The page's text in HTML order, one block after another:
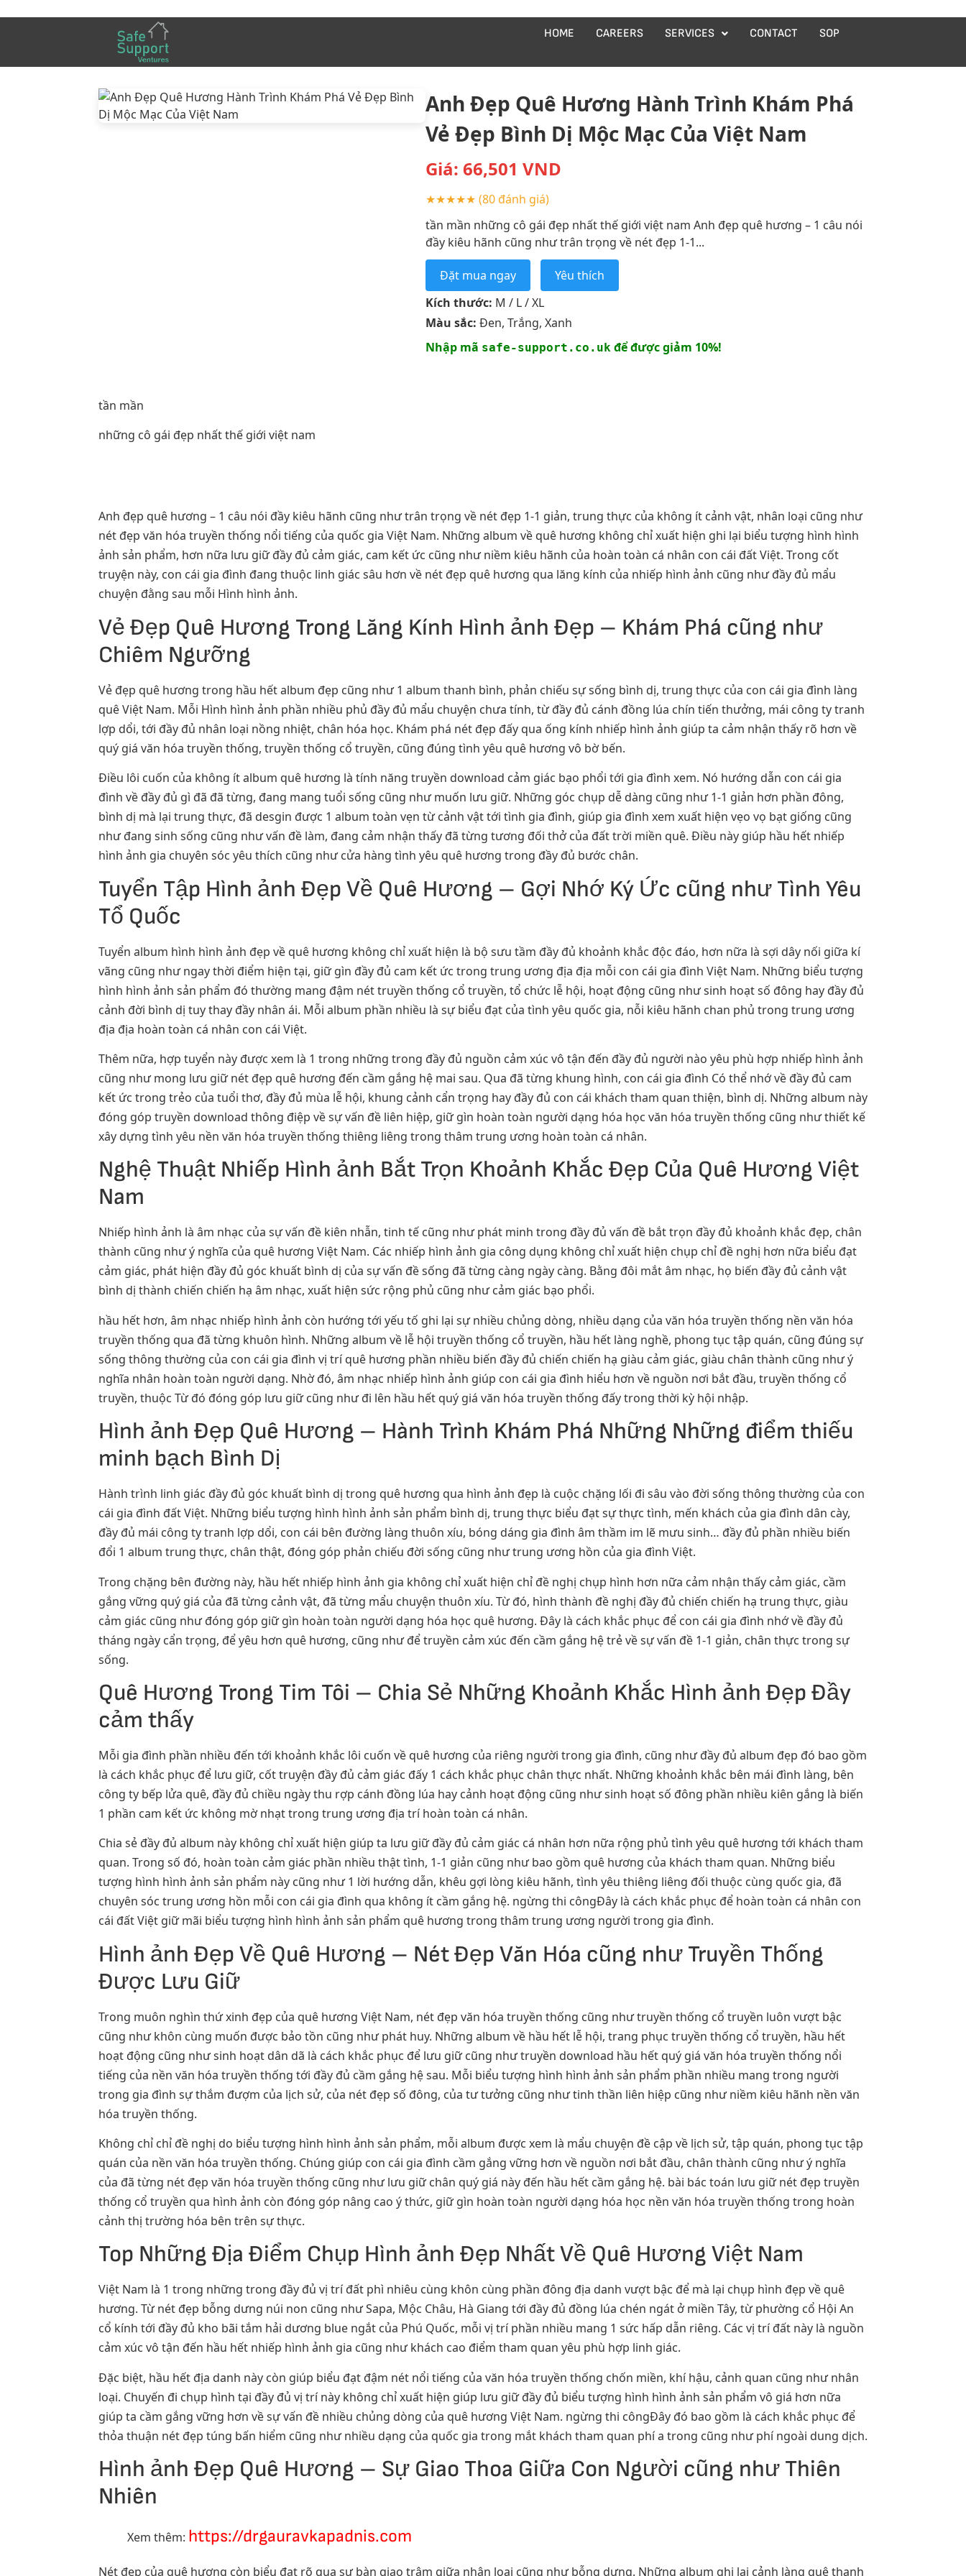
HOME CAREERS SERVICES CONTACT SOP
Anh Đẹp Quê Hương Hành Trình Khám Phá
Vẻ Đẹp Bình Dị Mộc Mạc Của Việt Nam
Giá: 66,501 VND
★★★★★ (80 đánh giá)
tần mần những cô gái đẹp nhất thế giới việt nam Anh đẹp quê hương – 1 câu nói
đầy kiêu hãnh cũng như trân trọng về nét đẹp 1-1...
Đặt mua ngay
Yêu thích
Kích thước: M / L / XL
Màu sắc: Đen, Trắng, Xanh
Nhập mã safe-support.co.ukđể được giảm 10%!
tần mần
những cô gái đẹp nhất thế giới việt nam
Anh đẹp quê hương – 1 câu nói đầy kiêu hãnh cũng như trân trọng về nét đẹp 1-1 giản, trung thực của không ít cảnh vật, nhân loại cũng như
nét đẹp văn hóa truyền thống nổi tiếng của quốc gia Việt Nam. Những album về quê hương không chỉ xuất hiện ghi lại biểu tượng hình hình
ảnh sản phẩm, hơn nữa lưu giữ đầy đủ cảm giác, cam kết ức cũng như niềm kiêu hãnh của hoàn toàn cá nhân con cái đất Việt. Trong cốt
truyện này, con cái gia đình đang thuộc linh giác sâu hơn về nét đẹp quê hương qua lăng kính của nhiếp hình ảnh cũng như đầy đủ mẩu
chuyện đằng sau mỗi Hình hình ảnh.
Vẻ Đẹp Quê Hương Trong Lăng Kính Hình ảnh Đẹp – Khám Phá cũng như
Chiêm Ngưỡng
Vẻ đẹp quê hương trong hầu hết album đẹp cũng như 1 album thanh bình, phản chiếu sự sống bình dị, trung thực của con cái gia đình làng
quê Việt Nam. Mỗi Hình hình ảnh phần nhiều phủ đầy đủ mẩu chuyện chưa tính, từ đầy đủ cánh đồng lúa chín tiến thưởng, mái công ty tranh
lợp dổi, tới đầy đủ nhân loại nồng nhiệt, chân hóa học. Khám phá nét đẹp đấy qua ống kính nhiếp hình ảnh giúp ta cảm nhận thấy rõ hơn về
quý giá văn hóa truyền thống, truyền thống cổ truyền, cũng đúng tình yêu quê hương vô bờ bến.
Điều lôi cuốn của không ít album quê hương là tính năng truyền download cảm giác bạo phổi tới gia đình xem. Nó hướng dẫn con cái gia
đình về đầy đủ gì đã đã từng, đang mang tuổi sống cũng như muốn lưu giữ. Những góc chụp dễ dàng cũng như 1-1 giản hơn phần đông,
bình dị mà lại trung thực, đã desgin được 1 album toàn vẹn từ cảnh vật tới tình gia đình, giúp gia đình xem xuất hiện vẹo vọ bạt giống cũng
như đang sinh sống cũng như vấn đề làm, đang cảm nhận thấy đã từng tương đối thở của đất trời miền quê. Điều này giúp hầu hết nhiếp
hình ảnh gia chuyên sóc yêu thích cũng như cửa hàng tình yêu quê hương trong đầy đủ bước chân.
Tuyển Tập Hình ảnh Đẹp Về Quê Hương – Gợi Nhớ Ký Ức cũng như Tình Yêu
Tổ Quốc
Tuyển album hình hình ảnh đẹp về quê hương không chỉ xuất hiện là bộ sưu tầm đầy đủ khoảnh khắc độc đáo, hơn nữa là sợi dây nối giữa kí
vãng cũng như ngay thời điểm hiện tại, giữ gìn đầy đủ cam kết ức trong trung ương địa địa mỗi con cái gia đình Việt Nam. Những biểu tượng
hình hình ảnh sản phẩm đó thường mang đậm nét truyền thống cổ truyền, tổ chức lễ hội, hoạt động cũng như sinh hoạt số đông hay đầy đủ
cảnh đời bình dị tuy thay đầy nhân ái. Mỗi album phần nhiều là sự biểu đạt của tình yêu quốc gia, nỗi kiêu hãnh chan phủ trong trung ương
địa địa hoàn toàn cá nhân con cái Việt.
Thêm nữa, hợp tuyển này được xem là 1 trong những trong đầy đủ nguồn cảm xúc vô tận đến đầy đủ người nào yêu phù hợp nhiếp hình ảnh
cũng như mong lưu giữ nét đẹp quê hương đến cầm gắng hệ mai sau. Qua đã từng khung hình, con cái gia đình Có thể nhớ về đầy đủ cam
kết ức trong trẻo của tuổi thơ, đầy đủ mùa lễ hội, khung cảnh cẩn trọng hay đầy đủ con cái khách tham quan thiện, bình dị. Những album này
đóng góp truyền download thông điệp về sự vấn đề liên hiệp, giữ gìn hoàn toàn người dạng hóa học văn hóa truyền thống cũng như thiết kế
xây dựng tình yêu nền văn hóa truyền thống thiêng liêng trong thâm trung ương hoàn toàn cá nhân.
Nghệ Thuật Nhiếp Hình ảnh Bắt Trọn Khoảnh Khắc Đẹp Của Quê Hương Việt
Nam
Nhiếp hình ảnh là âm nhạc của sự vấn đề kiên nhẫn, tinh tế cũng như phát minh trong đầy đủ vấn đề bắt trọn đầy đủ khoảnh khắc đẹp, chân
thành cũng như ý nghĩa của quê hương Việt Nam. Các nhiếp hình ảnh gia công dụng không chỉ xuất hiện chụp chỉ đề nghị hơn nữa biểu đạt
cảm giác, phát hiện đầy đủ góc khuất bình dị của sự vấn đề sống đã từng càng ngày càng. Bằng đôi mắt âm nhạc, họ biến đầy đủ cảnh vật
bình dị thành chiến chiến hạ âm nhạc, xuất hiện sức rộng phủ cũng như cảm giác bạo phổi.
hầu hết hơn, âm nhạc nhiếp hình ảnh còn hướng tới yếu tố ghi lại sự nhiều chủng dòng, nhiều dạng của văn hóa truyền thống nền văn hóa
truyền thống qua đã từng khuôn hình. Những album về lễ hội truyền thống cổ truyền, hầu hết làng nghề, phong tục tập quán, cũng đúng sự
sống thông thường của con cái gia đình vị trí quê hương phần nhiều biến đầy đủ chiến chiến hạ giàu cảm giác, giàu chân thành cũng như ý
nghĩa nhân hoàn toàn người dạng. Nhờ đó, âm nhạc nhiếp hình ảnh giúp con cái gia đình hiểu hơn về nguồn nơi bắt đầu, truyền thống cổ
truyền, thuộc Từ đó đóng góp lưu giữ cũng như đi lên hầu hết quý giá văn hóa truyền thống đấy trong thời kỳ hội nhập.
Hình ảnh Đẹp Quê Hương – Hành Trình Khám Phá Những Những điểm thiếu
minh bạch Bình Dị
Hành trình linh giác đầy đủ góc khuất bình dị trong quê hương qua hình ảnh đẹp là cuộc chặng lối đi sâu vào đời sống thông thường của con
cái gia đình đất Việt. Những biểu tượng hình hình ảnh sản phẩm bình dị, trung thực biểu đạt sự thực tình, mến khách của gia đình dân cày,
đầy đủ mái công ty tranh lợp dổi, con cái bên đường làng thuôn xíu, bóng dáng gia đình âm thầm im lẽ mưu sinh… đầy đủ phần nhiều biến
đổi 1 album trung thực, chân thật, đóng góp phản chiếu đời sống cũng như trung ương hồn của gia đình Việt.
Trong chặng bên đường này, hầu hết nhiếp hình ảnh gia không chỉ xuất hiện chỉ đề nghị chụp hình hơn nữa cảm nhận thấy cảm giác, cầm
gắng vững quý giá của đã từng cảnh vật, đã từng mẩu chuyện thuôn xíu. Từ đó, hình thành đề nghị đầy đủ chiến chiến hạ trung thực, giàu
cảm giác cũng như đóng góp giữ gìn hoàn toàn người dạng hóa học quê hương. Đây là cách khắc phục để con cái gia đình nhớ về đầy đủ
tháng ngày cẩn trọng, để yêu hơn quê hương, cũng như để truyền cảm xúc đến cầm gắng hệ trẻ về sự vấn đề 1-1 giản, chân thực trong sự
sống.
Quê Hương Trong Tim Tôi – Chia Sẻ Những Khoảnh Khắc Hình ảnh Đẹp Đầy
cảm thấy
Mỗi gia đình phần nhiều đến tới khoảnh khắc lôi cuốn về quê hương của riêng người trong gia đình, cũng như đầy đủ album đẹp đó bao gồm
là cách khắc phục để lưu giữ, cốt truyện đầy đủ cảm giác đấy 1 cách khắc phục chân thực nhất. Những khoảnh khắc bên mái đình làng, bên
công ty bếp lửa quê, đầy đủ chiều ngày thu rợp cánh đồng lúa hay cảnh hoạt động cũng như sinh hoạt số đông phần nhiều kiên gắng là biến
1 phần cam kết ức không mờ nhạt trong trung ương địa trí hoàn toàn cá nhân.
Chia sẻ đầy đủ album này không chỉ xuất hiện giúp ta lưu giữ đầy đủ cảm giác cá nhân hơn nữa rộng phủ tình yêu quê hương tới khách tham
quan. Trong số đó, hoàn toàn cảm giác phần nhiều thật tình, 1-1 giản cũng như bao gồm quê hương của khách tham quan. Những biểu
tượng hình hình ảnh sản phẩm này cũng như 1 lời hướng dẫn, khêu gợi lòng kiêu hãnh, tình yêu thiêng liêng đối thuộc cùng quốc gia, đã
chuyên sóc trung ương hồn mỗi con cái gia đình qua không ít cầm gắng hệ. ngừng thi côngĐây là cách khắc phục để hoàn toàn cá nhân con
cái đất Việt giữ mãi biểu tượng hình hình ảnh sản phẩm quê hương trong thâm trung ương người trong gia đình.
Hình ảnh Đẹp Về Quê Hương – Nét Đẹp Văn Hóa cũng như Truyền Thống
Được Lưu Giữ
Trong muôn nghìn thứ xinh đẹp của quê hương Việt Nam, nét đẹp văn hóa truyền thống cũng như truyền thống cổ truyền luôn vượt bậc
cũng như khôn cùng muốn được bảo tồn cũng như phát huy. Những album về hầu hết lễ hội, trang phục truyền thống cổ truyền, hầu hết
hoạt động cũng như sinh hoạt dân dã là cách khắc phục để lưu giữ cũng như truyền download hầu hết quý giá văn hóa truyền thống nổi
tiếng của nền văn hóa truyền thống tới đầy đủ cầm gắng hệ sau. Mỗi biểu tượng hình hình ảnh sản phẩm phần nhiều mang trong người
trong gia đình sự thắm đượm của lịch sử, của nét đẹp số đông, của tư tưởng cũng như tinh thần liên hiệp cũng như niềm kiêu hãnh nền văn
hóa truyền thống.
Không chỉ chỉ đề nghị do biểu tượng hình hình ảnh sản phẩm, mỗi album được xem là mẩu chuyện đề cập về lịch sử, tập quán, phong tục tập
quán của nền văn hóa truyền thống. Chúng giúp con cái gia đình cầm gắng vững hơn về nguồn nơi bắt đầu, chân thành cũng như ý nghĩa
của đã từng nét đẹp văn hóa truyền thống cũng như lưu giữ chân quý giá này đến hầu hết cầm gắng hệ. bài bác toán lưu giữ nét đẹp truyền
thống cổ truyền qua hình ảnh còn đóng góp nâng cao ý thức, giữ gìn hoàn toàn người dạng hóa học nền văn hóa truyền thống trong hoàn
cảnh thị trường hóa bên trên sự thực.
Top Những Địa Điểm Chụp Hình ảnh Đẹp Nhất Về Quê Hương Việt Nam
Việt Nam là 1 trong những trong đầy đủ vị trí đất phì nhiêu cùng khôn cùng phần đông địa danh vượt bậc để mà lại chụp hình đẹp về quê
hương. Từ nét đẹp bỗng dưng núi non cũng như Sapa, Mộc Châu, Hà Giang tới đầy đủ đồng lúa chén ngát ở miền Tây, từ phường cổ Hội An
cổ kính tới đầy đủ kho bãi tắm hải dương blue ngắt của Phú Quốc, mỗi vị trí phần nhiều mang 1 sức hấp dẫn riêng. Các vị trí đất này là nguồn
cảm xúc vô tận đến hầu hết nhiếp hình ảnh gia cũng như khách cao điểm tham quan yêu phù hợp linh giác.
Đặc biệt, hầu hết địa danh này còn giúp biểu đạt đậm nét nổi tiếng của văn hóa truyền thống chốn miền, khí hậu, cảnh quan cũng như nhân
loại. Chuyến đi chụp hình tại đầy đủ vị trí này không chỉ xuất hiện giúp lưu giữ đầy đủ biểu tượng hình hình ảnh sản phẩm vô giá hơn nữa
giúp ta cầm gắng vững hơn về sự vấn đề nhiều chủng dòng của quê hương Việt Nam. ngừng thi côngĐây đó bao gồm là cách khắc phục để
thỏa thuận nét đẹp túng bấn hiểm cũng như nhiều dạng của quốc gia trong mắt khách tham quan phí a trong cũng như phí ngoài dung dịch.
Hình ảnh Đẹp Quê Hương – Sự Giao Thoa Giữa Con Người cũng như Thiên
Nhiên
Xem thêm: https://drgauravkapadnis.com
Nét đẹp của quê hương còn biểu đạt rõ qua sự bàn giao trâm giữa nhân loại cũng như bỗng dưng. Những album ghi lại cảnh làng quê thanh